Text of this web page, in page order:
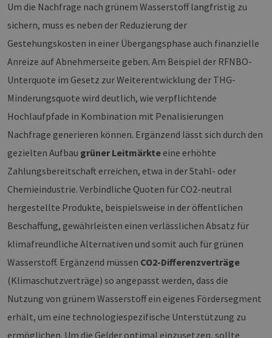
Um die Nachfrage nach grünem Wasserstoff langfristig zu
sichern, muss es neben der Reduzierung der
Gestehungskosten in einer Übergangsphase auch finanzielle
Anreize auf Abnehmerseite geben. Am Beispiel der RFNBO-
Unterquote im Gesetz zur Weiterentwicklung der THG-
Minderungsquote wird deutlich, wie verpflichtende
Hochlaufpfade in Kombination mit Penalisierungen
Nachfrage generieren können. Ergänzend lässt sich durch den
gezielten Aufbau grüner Leitmärkte eine erhöhte
Zahlungsbereitschaft erreichen, etwa in der Stahl- oder
Chemieindustrie. Verbindliche Quoten für CO2-neutral
hergestellte Produkte, beispielsweise in der öffentlichen
Beschaffung, gewährleisten einen verlässlichen Absatz für
klimafreundliche Alternativen und somit auch für grünen
Wasserstoff. Ergänzend müssen CO2-Differenzverträge
(Klimaschutzverträge) so angepasst werden, dass die
Nutzung von grünem Wasserstoff ein eigenes Fördersegment
erhält, um eine technologiespezifische Unterstützung zu
ermöglichen. Um die Gelder optimal einzusetzen, sollte